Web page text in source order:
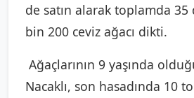
de satın alarak toplamda
bin 200 ceviz ağacı dikti.
Ağaçlarının 9 yaşında
Nacaklı, son hasadında 10